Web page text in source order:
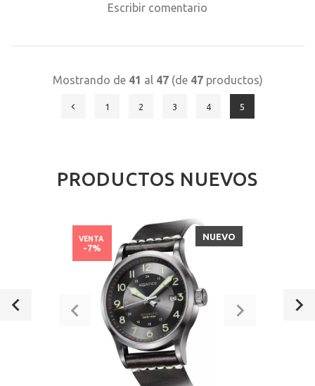
Escribir comentario
Mostrando de 41 al 47(de 47productos)
1 2 3 4 5
PRODUCTOS NUEVOS
NUEVO
VENTA
-7%